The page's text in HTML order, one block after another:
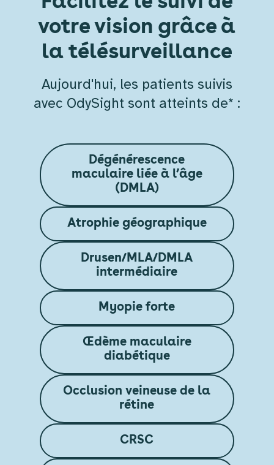
votre vision grâce à
la télésurveillance
Aujourd'hui, les patients suivis
avec OdySight sont atteints de* :
Dégénérescence
maculaire liée à l’âge
(DMLA)
Atrophie géographique
Drusen/MLA/DMLA
intermédiaire
Myopie forte
Œdème maculaire
diabétique
Occlusion veineuse de la
rétine
CRSC